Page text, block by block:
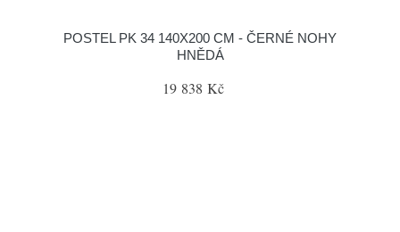
POSTEL PK 34 140X200 CM - ČERNÉ NOHY
HNĚDÁ
19 838 Kč